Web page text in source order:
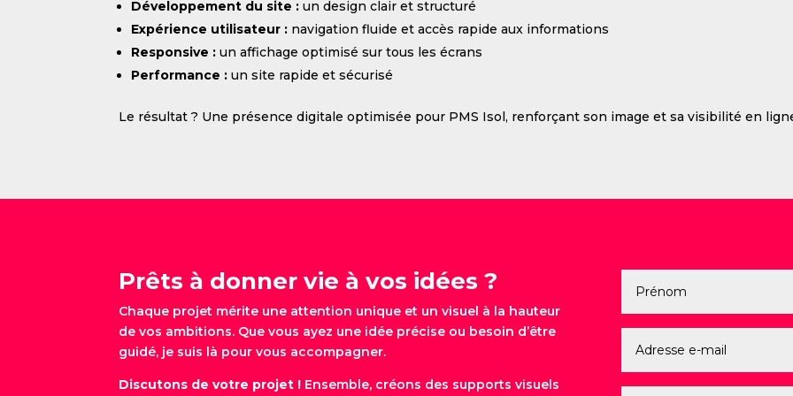
Développement du site : un design clair et structuré
Expérience utilisateur : navigation fluide et accès rapide aux informations
Responsive : un affichage optimisé sur tous les écrans
Performance : un site rapide et sécurisé
Le résultat ? Une présence digitale optimisée pour PMS Isol, renforçant son image et sa visibilité en
Prêts à donner vie à vos idées ?
Chaque projet mérite une attention unique et un visuel à la hauteur
de vos ambitions. Que vous ayez une idée précise ou besoin d’être
guidé, je suis là pour vous accompagner.
Discutons de votre projet ! Ensemble, créons des supports visuels